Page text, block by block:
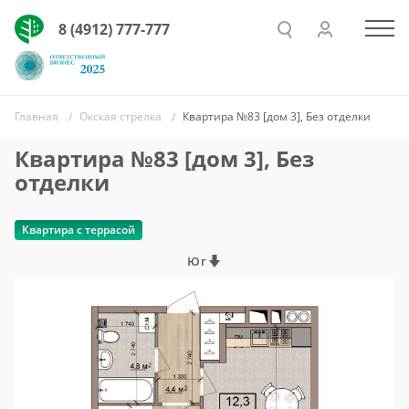
8 (4912) 777-777
Главная Окская стрелка Квартира №83 [дом 3], Без отделки
Квартира №83 [дом 3], Без
отделки
Квартира с террасой
Юг